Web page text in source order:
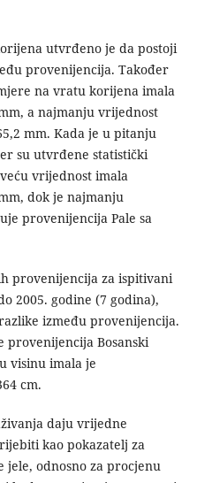
utvrđeno je da postoji
provenijencija. Također
na vratu korijena imala
a najmanju vrijednost
mm. Kada je u pitanju
su utvrđene statistički
vrijednost imala
dok je najmanju
provenijencija Pale sa
provenijencija za ispitivani
2005. godine (7 godina),
između provenijencija.
provenijencija Bosanski
visinu imala je
cm.
daju vrijedne
kao pokazatelj za
jele, odnosno za procjenu